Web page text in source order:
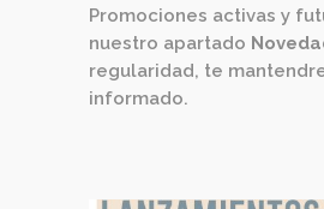
Promociones activas y
nuestro apartado
regularidad, te
informado.